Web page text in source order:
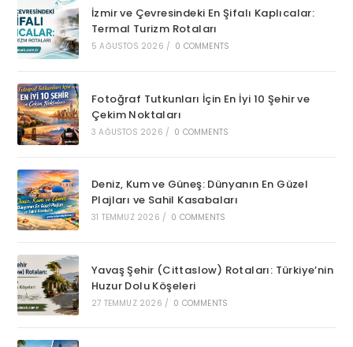
İzmir ve Çevresindeki En Şifalı Kaplıcalar:
Termal Turizm Rotaları
5 AĞUSTOS 2026 / 0 COMMENTS
Fotoğraf Tutkunları İçin En İyi 10 Şehir ve
Çekim Noktaları
3 AĞUSTOS 2026 / 0 COMMENTS
Deniz, Kum ve Güneş: Dünyanın En Güzel
Plajları ve Sahil Kasabaları
31 TEMMUZ 2026 / 0 COMMENTS
Yavaş Şehir (Cittaslow) Rotaları: Türkiye’nin
Huzur Dolu Köşeleri
27 TEMMUZ 2026 / 0 COMMENTS